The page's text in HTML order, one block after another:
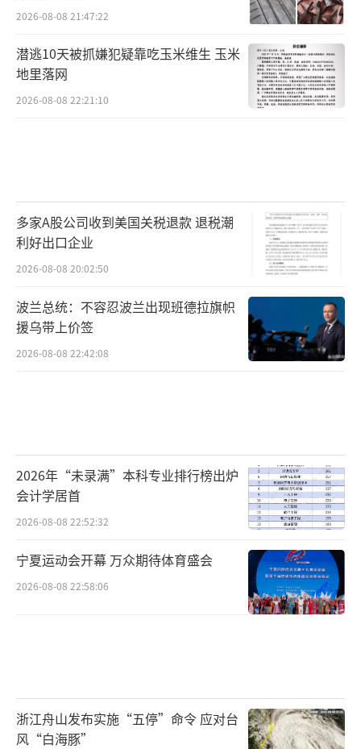
2026-08-08 21:47:22
潜逃10天被抓嫌犯疑靠吃玉米维生 玉米
地里落网
2026-08-08 22:21:10
多家A股公司收到美国关税退款 退税潮
利好出口企业
2026-08-08 20:02:50
波兰总统：不容忍波兰出现班德拉旗帜
援乌带上价签
2026-08-08 22:42:08
2026年“未录满”本科专业排行榜出炉
会计学居首
2026-08-08 22:52:32
宁夏运动会开幕 万众期待体育盛会
2026-08-08 22:58:06
浙江舟山发布实施“五停”命令 应对台
风“白海豚”